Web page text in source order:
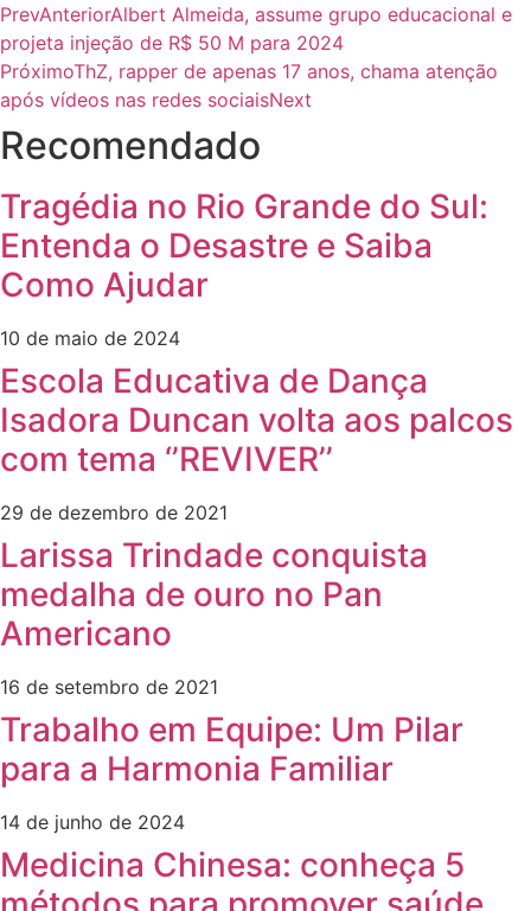
PrevAnteriorAlbert Almeida, assume grupo educacional e
projeta injeção de R$ 50 M para 2024
PróximoThZ, rapper de apenas 17 anos, chama atenção
após vídeos nas redes sociaisNext
Recomendado
Tragédia no Rio Grande do Sul:
Entenda o Desastre e Saiba
Como Ajudar
10 de maio de 2024
Escola Educativa de Dança
Isadora Duncan volta aos palcos
com tema ‘’REVIVER’’
29 de dezembro de 2021
Larissa Trindade conquista
medalha de ouro no Pan
Americano
16 de setembro de 2021
Trabalho em Equipe: Um Pilar
para a Harmonia Familiar
14 de junho de 2024
Medicina Chinesa: conheça 5